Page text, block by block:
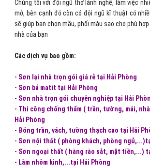
Chúng tôi với đội ngũ thợ lành nghề, làm việc
mở, bên cạnh đó còn có đội ngũ kĩ thuật có
sẽ giúp bạn chọn mầu, phối màu sao cho phù
nhà của bạn
Các dịch vụ bao gồm:
- Sơn lại nhà trọn gói giá rẻ tại Hải Phòng
- Sơn bả matit tại Hải Phòng
- Sơn nhà trọn gói chuyên nghiệp tại Hải
- Thi công chống thấm ( trần, tường, mái,
Hải Phòng
- Đóng trần, vách, tường thạch cao tại Hải
- Sơn nội thất ( phòng khách, phòng
- Sơn ngoại thất ( hàng rào sắt, mặt tiền,...)
- Làm nhôm kinh,...tại Hải Phòng